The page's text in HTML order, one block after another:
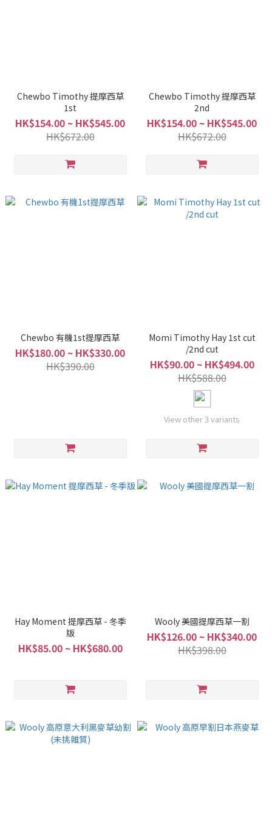
Chewbo Timothy 提摩西草
1st
HK$154.00 ~ HK$545.00
HK$672.00
Chewbo Timothy 提摩西草
2nd
HK$154.00 ~ HK$545.00
HK$672.00
Chewbo 有機1st提摩西草
HK$180.00 ~ HK$330.00
HK$390.00
Momi Timothy Hay 1st cut
/2nd cut
HK$90.00 ~ HK$494.00
HK$588.00
View other 3 variants
Hay Moment 提摩西草 - 冬季
版
HK$85.00 ~ HK$680.00
Wooly 美國提摩西草一割
HK$126.00 ~ HK$340.00
HK$398.00